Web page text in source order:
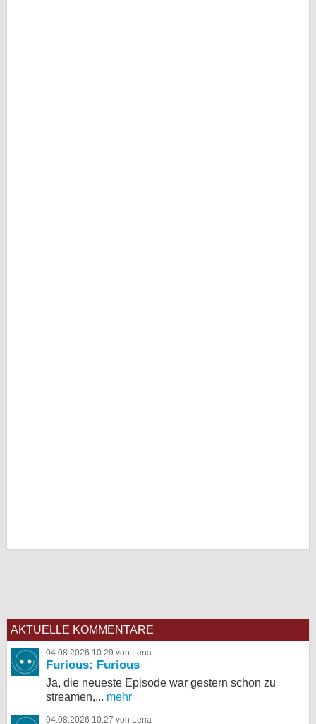
AKTUELLE KOMMENTARE
04.08.2026 10:29 von Lena
Furious: Furious
Ja, die neueste Episode war gestern schon zu
streamen,... mehr
04.08.2026 10:27 von Lena